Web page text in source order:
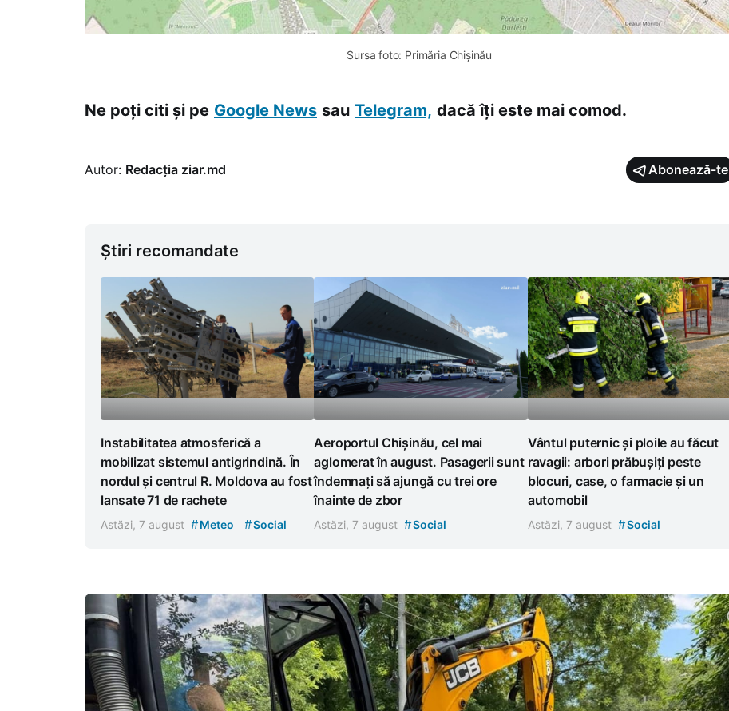
Sursa foto: Primăria Chișinău
Ne poți citi și pe Google News sau Telegram, dacă îți este mai comod.
Autor: Redacția ziar.md Abonează-te
Știri recomandate
Instabilitatea atmosferică a
mobilizat sistemul antigrindină. În
nordul și centrul R. Moldova au fost
lansate 71 de rachete
Astăzi, 7 august #Meteo #Social
Aeroportul Chișinău, cel mai
aglomerat în august. Pasagerii sunt
îndemnați să ajungă cu trei ore
înainte de zbor
Astăzi, 7 august #Social
Vântul puternic și ploile au făcut
ravagii: arbori prăbușiți peste
blocuri, case, o farmacie și un
automobil
Astăzi, 7 august #Social